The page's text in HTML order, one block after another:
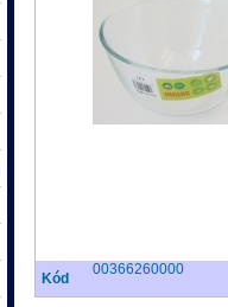
Kód
00366260000